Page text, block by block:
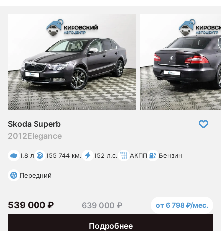
Skoda Superb
2012Elegance
1.8 л 155 744 км. 152 л.с. АКПП Бензин
Передний
Подробнее
539 000 ₽ 639 000 ₽ от 6 798 ₽/мес.